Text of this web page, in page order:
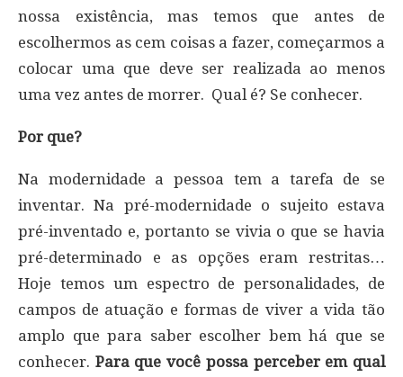
nossa existência, mas temos que antes de
escolhermos as cem coisas a fazer, começarmos a
colocar uma que deve ser realizada ao menos
uma vez antes de morrer. Qual é? Se conhecer.
Por que?
Na modernidade a pessoa tem a tarefa de se
inventar. Na pré-modernidade o sujeito estava
pré-inventado e, portanto se vivia o que se havia
pré-determinado e as opções eram restritas…
Hoje temos um espectro de personalidades, de
campos de atuação e formas de viver a vida tão
amplo que para saber escolher bem há que se
conhecer. Para que você possa perceber em qual